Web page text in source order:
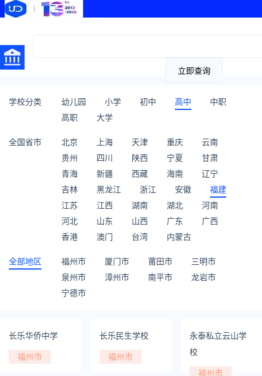
立即查询
学校分类 幼儿园 小学 初中 高中
中职
高职
大学
全国省市 北京 上海 天津 重庆
云南
贵州
四川 陕西 宁夏
甘肃
青海
新疆 西藏 海南
辽宁
吉林
黑龙江 浙江 安徽
福建
江苏
江西 湖南 湖北
河南
河北
山东 山西 广东
广西
香港
澳门 台湾 内蒙古
全部地区 福州市 厦门市 莆田市
三明市
泉州市
漳州市 南平市
龙岩市
宁德市
长乐华侨中学
福州市
长乐民生学校
福州市
永泰私立云山学
校
福州市